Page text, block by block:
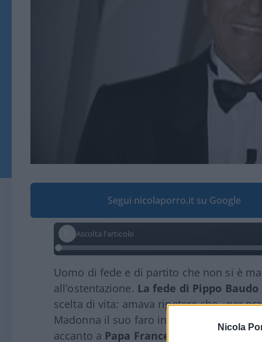
Nicola
Segui nicolaporro.it su Google
Ascolta l'articolo
Uomo di fede e di partito che non si è
all’ostentazione. La fede di Pippo
scelta di vita: amava ripetere che «per
Madonna il suo faro interiore, guida
accanto a Papa Francesco
per il diritto